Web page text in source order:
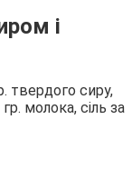
і
твердого сиру,
молока, сіль за